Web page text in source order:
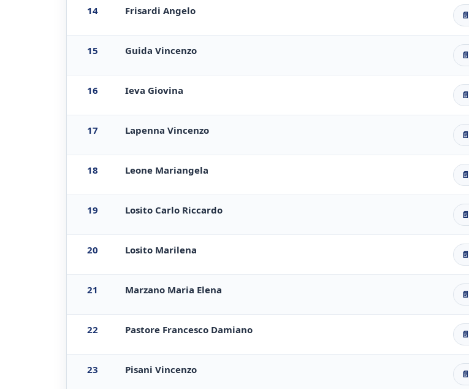
14 Frisardi Angelo 📄
15 Guida Vincenzo 📄
16 Ieva Giovina 📄
17 Lapenna Vincenzo 📄
18 Leone Mariangela 📄
19 Losito Carlo Riccardo 📄
20 Losito Marilena 📄
21 Marzano Maria Elena 📄
22 Pastore Francesco Damiano 📄
23 Pisani Vincenzo 📄